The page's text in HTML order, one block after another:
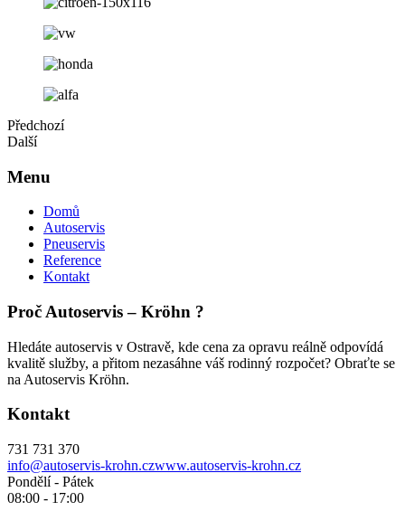
Předchozí
Další
Menu
Domů
Autoservis
Pneuservis
Reference
Kontakt
Proč Autoservis – Kröhn ?
Hledáte autoservis v Ostravě, kde cena za opravu reálně odpovídá
kvalitě služby, a přitom nezasáhne váš rodinný rozpočet? Obraťte se
na Autoservis Kröhn.
Kontakt
731 731 370
info@autoservis-krohn.czwww.autoservis-krohn.cz
Pondělí - Pátek
08:00 - 17:00